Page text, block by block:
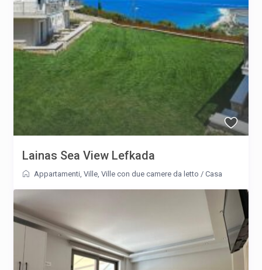
Lainas Sea View Lefkada
Appartamenti ,Ville ,Ville con due camere da letto /Casa